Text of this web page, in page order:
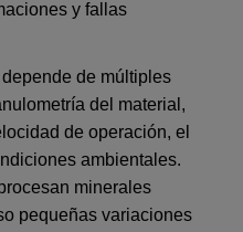
y fallas
de múltiples
del material,
de operación, el
ambientales.
minerales
pequeñas variaciones